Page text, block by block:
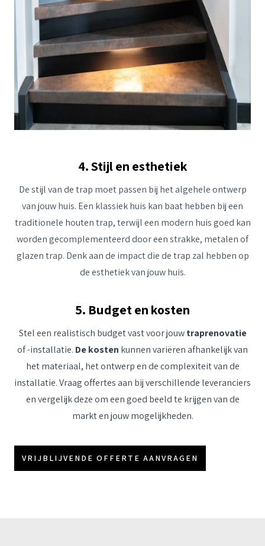
4. Stijl en esthetiek
De stijl van de trap moet passen bij het algehele ontwerp
van jouw huis. Een klassiek huis kan baat hebben bij een
traditionele houten trap, terwijl een modern huis goed kan
worden gecomplementeerd door een strakke, metalen of
glazen trap. Denk aan de impact die de trap zal hebben op
de esthetiek van jouw huis.
5. Budget en kosten
Stel een realistisch budget vast voor jouwtraprenovatie
of -installatie. De kosten kunnen variëren afhankelijk van
het materiaal, het ontwerp en de complexiteit van de
installatie. Vraag offertes aan bij verschillende leveranciers
en vergelijk deze om een goed beeld te krijgen van de
markt en jouw mogelijkheden.
VRIJBLIJVENDE OFFERTE AANVRAGEN